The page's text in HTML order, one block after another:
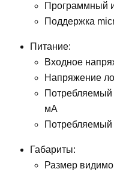
Программный
Поддержка
Питание:
Входное
Напряжение
Потребляемый
мА
Габариты:
Размер